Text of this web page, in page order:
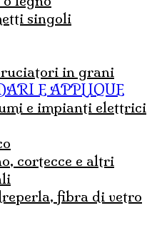
singoli
in grani
E APPLIQUE
e impianti elettrici